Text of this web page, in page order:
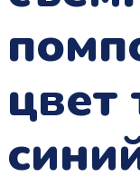
цвет